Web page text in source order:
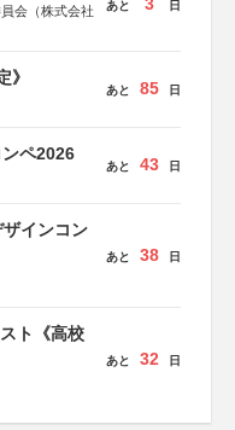
会（株式会社
あと 日
》
あと 85 日
ペ2026
あと 43 日
インコン
あと 38 日
ト《高校
あと 32 日